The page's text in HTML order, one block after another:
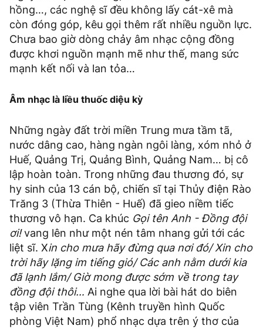
hồng…, các nghệ sĩ đều không lấy cát-xê mà
còn đóng góp, kêu gọi thêm rất nhiều nguồn lực.
Chưa bao giờ dòng chảy âm nhạc cộng đồng
được khơi nguồn mạnh mẽ như thế, mang sức
mạnh kết nối và lan tỏa…
Âm nhạc là liều thuốc diệu kỳ
Những ngày đất trời miền Trung mưa tầm tã,
nước dâng cao, hàng ngàn ngôi làng, xóm nhỏ ở
Huế, Quảng Trị, Quảng Bình, Quảng Nam… bị cô
lập hoàn toàn. Trong những đau thương đó, sự
hy sinh của 13 cán bộ, chiến sĩ tại Thủy điện Rào
Trăng 3 (Thừa Thiên - Huế) đã gieo niềm tiếc
thương vô hạn. Ca khúc Gọi tên Anh - Đồng đội
ơi!vang lên như một nén tâm nhang gửi tới các
liệt sĩ. Xin cho mưa hãy đừng qua nơi đó/ Xin cho
trời hãy lặng im tiếng gió/ Các anh nằm dưới kia
đã lạnh lắm/ Giờ mong được sớm về trong tay
đồng đội thôi… Ai nghe qua lời bài hát do biên
tập viên Trần Tùng (Kênh truyền hình Quốc
phòng Việt Nam) phổ nhạc dựa trên ý thơ của